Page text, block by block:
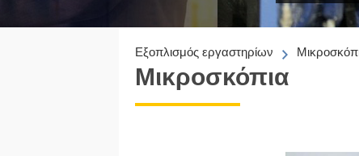
Εξοπλισμός εργαστηρίων
Μικροσκόπια